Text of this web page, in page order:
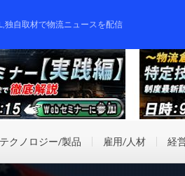
独自取材で物流ニュースを配信
テクノロジー/製品 雇用/人材 経